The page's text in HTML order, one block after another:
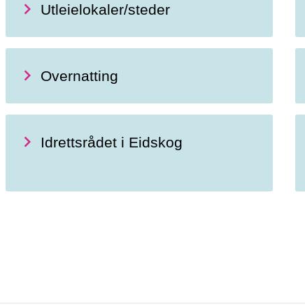
Utleielokaler/steder
Overnatting
Idrettsrådet i Eidskog